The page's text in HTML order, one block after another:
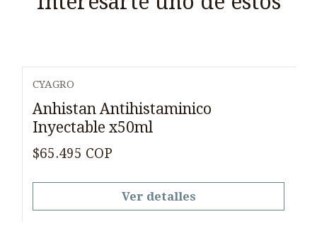
CYAGRO
Anhistan Antihistaminico
Inyectable x50ml
$65.495 COP
Ver detalles